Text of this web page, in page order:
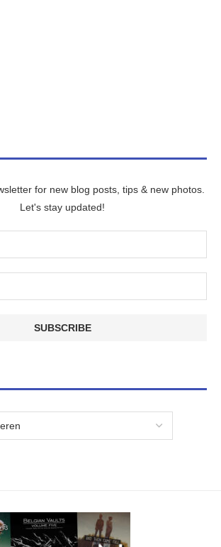
for new blog posts, tips & new photos.
Let's stay updated!